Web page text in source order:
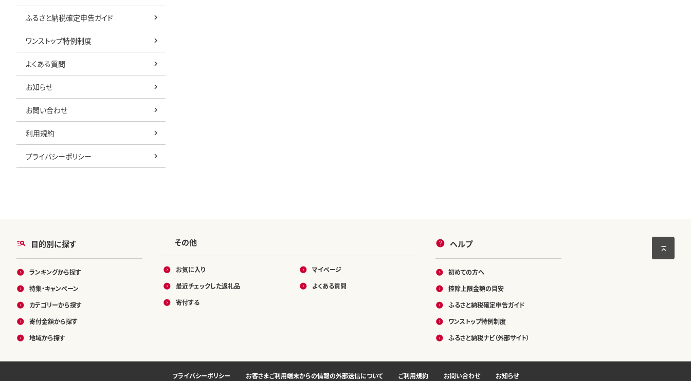
ふるさと納税確定申告ガイド
ワンストップ特例制度
よくある質問
お知らせ
お問い合わせ
利用規約
プライバシーポリシー
目的別に探す
ランキングから探す
特集・キャンペーン
カテゴリーから探す
寄付金額から探す
地域から探す
その他
お気に入り
最近チェックした返礼品
寄付する
マイページ
よくある質問
ヘルプ
初めての方へ
控除上限金額の目安
ふるさと納税確定申告ガイド
ワンストップ特例制度
ふるさと納税ナビ（外部サイト）
プライバシーポリシー お客さまご利用端末からの情報の外部送信について ご利用規約 お問い合わせ お知らせ